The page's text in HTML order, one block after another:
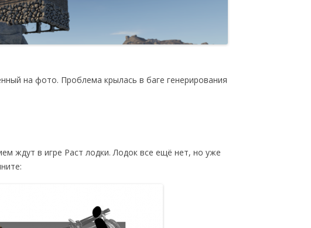
на фото. Проблема крылась в баге генерирования
ждут в игре Раст лодки. Лодок все ещё нет, но уже